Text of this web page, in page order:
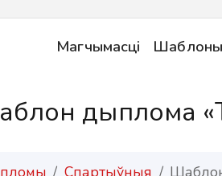
Магчымасці Шаблоны
дыплома
Спартыўныя